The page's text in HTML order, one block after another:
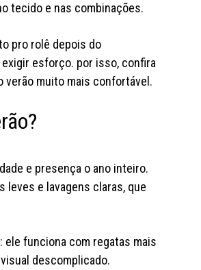
tecido e nas combinações.
pro rolê depois do
esforço. por isso, confira
verão muito mais confortável.
e presença o ano inteiro.
leves e lavagens claras, que
ele funciona com regatas mais
descomplicado.